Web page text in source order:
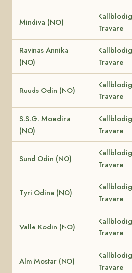
Mindiva (NO)
Kallblodig
Travare
Ravinas Annika
(NO)
Kallblodig
Travare
Ruuds Odin (NO)
Kallblodig
Travare
S.S.G. Moedina
(NO)
Kallblodig
Travare
Sund Odin (NO)
Kallblodig
Travare
Tyri Odina (NO)
Kallblodig
Travare
Valle Kodin (NO)
Kallblodig
Travare
Alm Mostar (NO)
Kallblodig
Travare